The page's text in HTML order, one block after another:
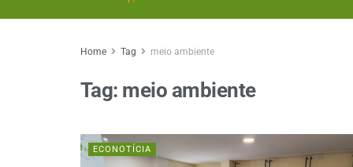
Home Tag meio ambiente
Tag: meio ambiente
ECONOTÍCIA